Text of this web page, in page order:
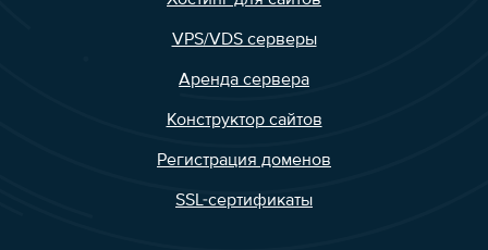
VPS/VDS серверы
Аренда сервера
Конструктор сайтов
Регистрация доменов
SSL-сертификаты